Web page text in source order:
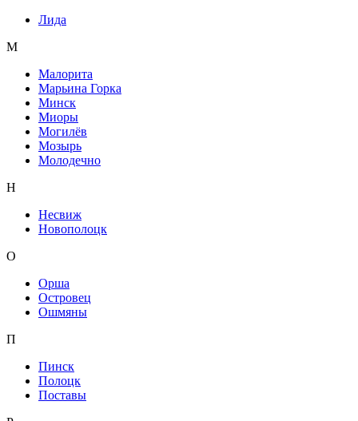
Лида
М
Малорита
Марьина Горка
Минск
Миоры
Могилёв
Мозырь
Молодечно
Н
Несвиж
Новополоцк
О
Орша
Островец
Ошмяны
П
Пинск
Полоцк
Поставы